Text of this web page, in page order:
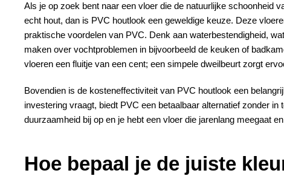
Als je op zoek bent naar een vloer die de natuurlijke schoonheid
echt hout, dan is PVC houtlook een geweldige keuze. Deze
praktische voordelen van PVC. Denk aan waterbestendigheid,
maken over vochtproblemen in bijvoorbeeld de keuken of
vloeren een fluitje van een cent; een simpele dweilbeurt zorgt
Bovendien is de kosteneffectiviteit van PVC houtlook een
investering vraagt, biedt PVC een betaalbaar alternatief zonder in
duurzaamheid bij op en je hebt een vloer die jarenlang meegaat
Hoe bepaal je de juiste